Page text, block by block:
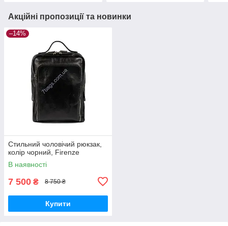
Акційні пропозиції та новинки
–14%
Стильний чоловічий рюкзак,
колір чорний, Firenze
В наявності
7 500 ₴ 8 750 ₴
Купити